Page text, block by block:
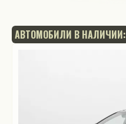
АВТОМОБИЛИ В НАЛИЧИИ: